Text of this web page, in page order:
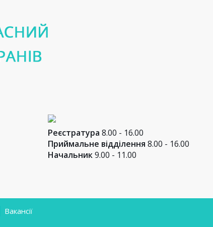
Реєстратура 8.00 - 16.00
Приймальне відділення 8.00 - 16.00
Начальник9.00 - 11.00
Вакансії